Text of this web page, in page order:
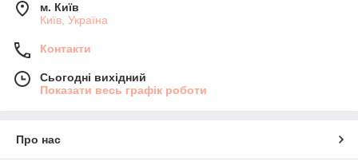
м. Київ
Київ, Україна
Контакти
Сьогодні вихідний
Показати весь графік роботи
Про нас